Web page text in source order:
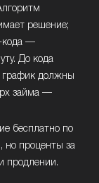
решение;
кода —
До кода
график должны
займа —
бесплатно по
но проценты за
продлении.